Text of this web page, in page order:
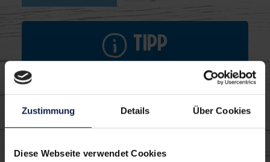
Zustimmung Details Über Cookies
Diese Webseite verwendet Cookies
Tipp
Als Beilage können zum Beispiel
Weintrauben, Baguette, Salami, Schinken